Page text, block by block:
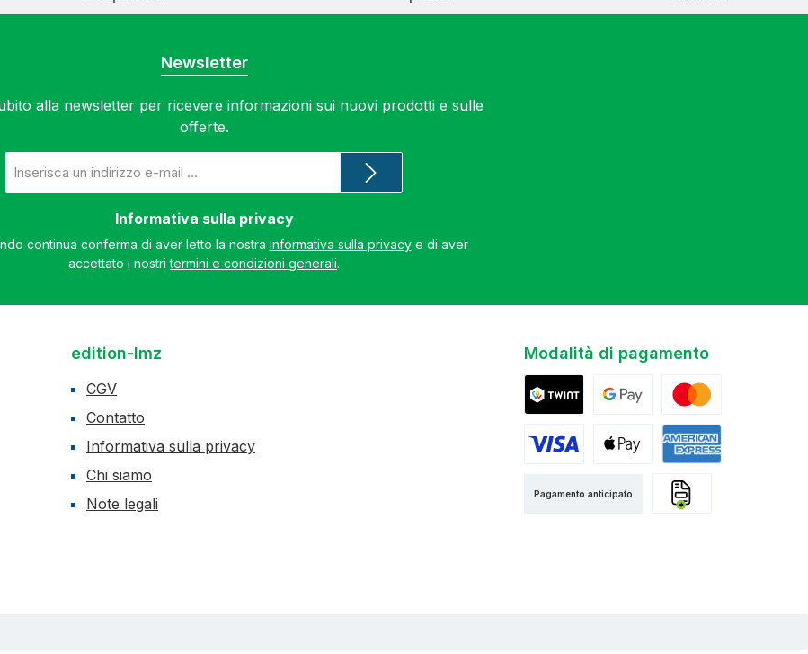
Newsletter
alla newsletter per ricevere informazioni sui nuovi prodotti e sulle
offerte.
e-
mail
Informativa sulla privacy
continua conferma di aver letto la nostra informativa sulla privacye di aver
accettato i nostritermini e condizioni generali.
edition-lmz
CGV
Contatto
Informativa sulla privacy
Chi siamo
Note legali
Modalità di pagamento
Google PayMastercard
Pagamento anticipato